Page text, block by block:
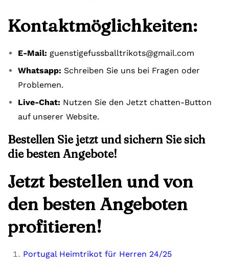
Kontaktmöglichkeiten:
E-Mail: guenstigefussballtrikots@gmail.com
Whatsapp: Schreiben Sie uns bei Fragen oder
Problemen.
Live-Chat: Nutzen Sie den Jetzt chatten-Button
auf unserer Website.
Bestellen Sie jetzt und sichern Sie sich
die besten Angebote!
Jetzt bestellen und von
den besten Angeboten
profitieren!
Portugal Heimtrikot für Herren 24/25